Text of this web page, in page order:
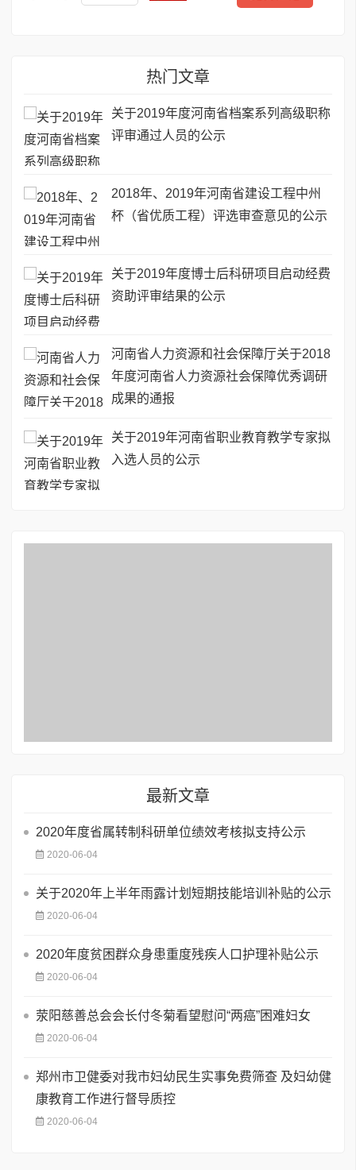
热门文章
关于2019年度河南省档案系列高级职称
评审通过人员的公示
2018年、2019年河南省建设工程中州
杯（省优质工程）评选审查意见的公示
关于2019年度博士后科研项目启动经费
资助评审结果的公示
河南省人力资源和社会保障厅关于2018
年度河南省人力资源社会保障优秀调研
成果的通报
关于2019年河南省职业教育教学专家拟
入选人员的公示
最新文章
2020年度省属转制科研单位绩效考核拟支持公示
2020-06-04
关于2020年上半年雨露计划短期技能培训补贴的公示
2020-06-04
2020年度贫困群众身患重度残疾人口护理补贴公示
2020-06-04
荥阳慈善总会会长付冬菊看望慰问“两癌”困难妇女
2020-06-04
郑州市卫健委对我市妇幼民生实事免费筛查 及妇幼健
康教育工作进行督导质控
2020-06-04